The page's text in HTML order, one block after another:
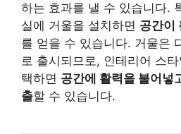
하는 효과를 낼 수 있습니다.
실에 거울을 설치하면 공간이
를 얻을 수 있습니다. 거울은
로 출시되므로, 인테리어 스
택하면 공간에 활력을 불어넣
출할 수 있습니다.